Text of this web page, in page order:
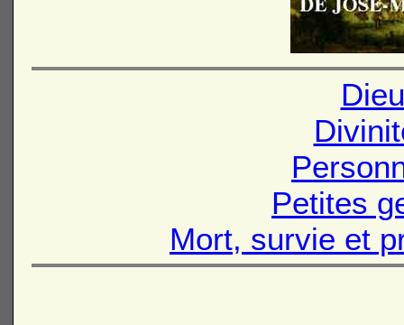
Petites
Mort, survie et